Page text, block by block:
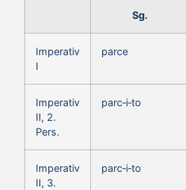
Sg.
Imperativ
I
parce
Imperativ
II, 2.
Pers.
parc‑i‑to
Imperativ
II, 3.
parc‑i‑to